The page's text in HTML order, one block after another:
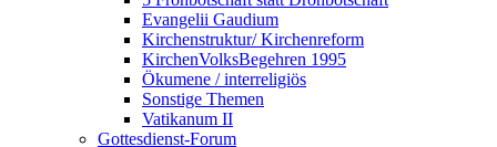
Evangelii Gaudium
Kirchenstruktur/ Kirchenreform
KirchenVolksBegehren 1995
Ökumene / interreligiös
Sonstige Themen
Vatikanum II
Gottesdienst-Forum